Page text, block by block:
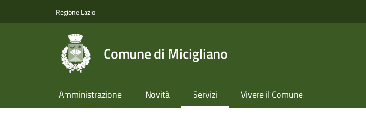
Regione Lazio
Comune di Micigliano
Amministrazione Novità Servizi Vivere il Comune